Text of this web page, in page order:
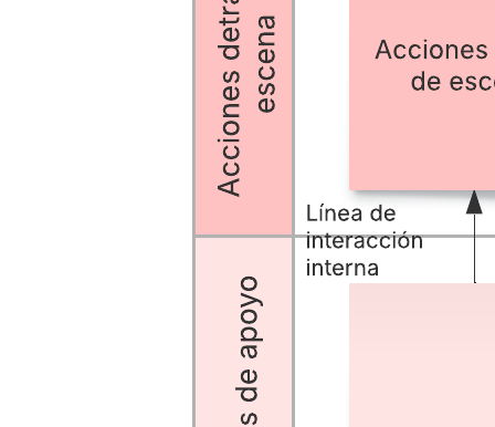
Esta plantilla de un modelo de servicio con línea de tiempo puede
ayudarte a realizar lo siguiente:
Visualizar las conexiones entre los servicios y los procesos
que tienen lugar durante el recorrido de un cliente.
Mostrar las ineficiencias o debilidades de tu proceso actual.
Trazar procesos ideales (futuros) para mejorar la experiencia
Abre esta plantilla y añade contenido para personalizar este modelo
de servicio con línea de tiempo según tu caso de uso.
Plantillas relacionadas